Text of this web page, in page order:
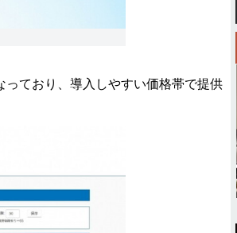
ており、導入しやすい価格帯で提供